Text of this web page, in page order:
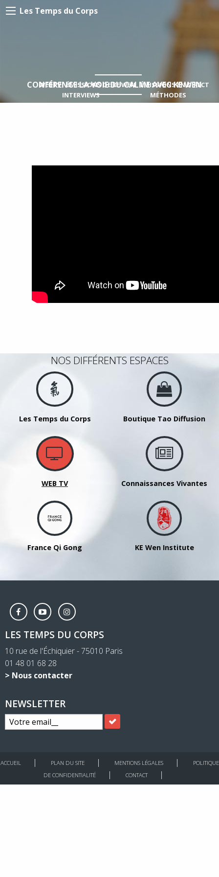
Les Temps du Corps
CONFÉRENCE LA VOIE DU CALME AVEC KE WEN
WEBTV ÉMISSIONS DE KE WEN ÉMISSIONS EN DIRECT
INTERVIEWS
MÉTHODES
REPORTAGES ET DOCUMENTAIRES
NOS DIFFÉRENTS ESPACES
Les Temps du Corps Boutique Tao Diffusion
WEB TV Connaissances Vivantes
France Qi Gong KE Wen Institute
LES TEMPS DU CORPS
10 rue de l'Échiquier - 75010 Paris
01 48 01 68 28
> Nous contacter
NEWSLETTER
ACCUEIL PLAN DU SITE MENTIONS LÉGALES
POLITIQUE
DE CONFIDENTIALITÉ
CONTACT